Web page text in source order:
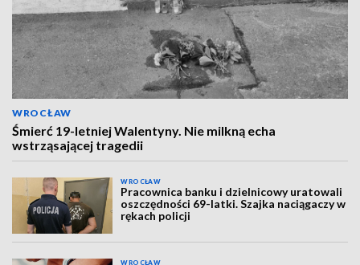
WROCŁAW
Śmierć 19-letniej Walentyny. Nie milkną echa
wstrząsającej tragedii
WROCŁAW
Pracownica banku i dzielnicowy uratowali
oszczędności 69-latki. Szajka naciągaczy w
rękach policji
WROCŁAW